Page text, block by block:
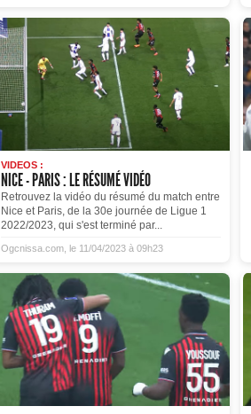
VIDEOS :
NICE - PARIS : LE RÉSUMÉ VIDÉO
Retrouvez la vidéo du résumé du match entre
Nice et Paris, de la 30e journée de Ligue 1
2022/2023, qui s'est terminé par...
Ogcnissa.com, le 11/04/2023 à 09h23